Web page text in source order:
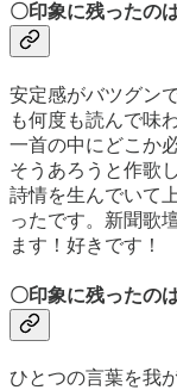
〇印象に残ったの
安定感がバツグン
も何度も読んで味
一首の中にどこか
そうあろうと作歌
詩情を生んでいて
ったです。新聞歌
ます！好きです！
〇印象に残ったの
ひとつの言葉を我